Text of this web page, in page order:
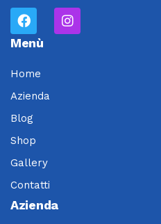
Menù
Home
Azienda
Blog
Shop
Gallery
Contatti
Azienda